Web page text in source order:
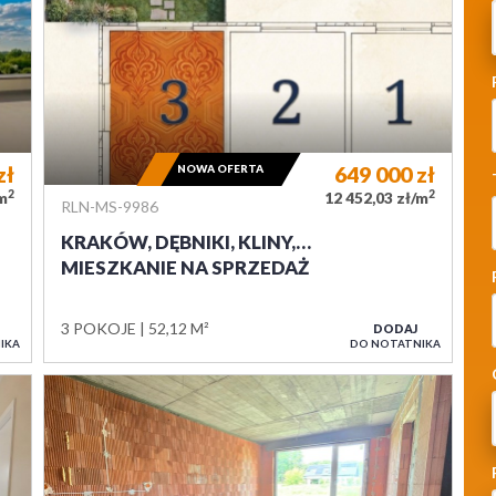
2
RLN-MS-9986
KRAKÓW, DĘBNIKI, KLINY,…
MIESZKANIE NA SPRZEDAŻ
3 POKOJE 52,12 M²
649 000zł
12 452,03 zł/m2
NOWA OFERTA
DODAJ
DO NOTATNIKA